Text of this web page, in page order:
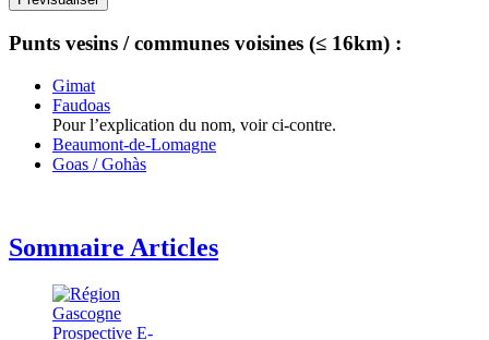
Punts vesins / communes voisines (≤ 16km) :
Gimat
Faudoas
Pour l’explication du nom, voir ci-contre.
Beaumont-de-Lomagne
Goas / Gohàs
Sommaire Articles